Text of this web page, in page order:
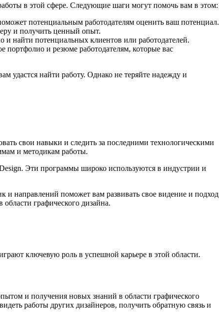
в этой сфере. Следующие шаги могут помочь вам в этом:
потенциальным работодателям оценить ваш потенциал.
и получить ценный опыт.
и найти потенциальных клиентов или работодателей.
портфолио и резюме работодателям, которые вас
удастся найти работу. Однако не теряйте надежду и
свои навыки и следить за последними технологическими
и методикам работы.
Эти программы широко используются в индустрии и
и направлений поможет вам развивать свое видение и подход
графического дизайна.
ключевую роль в успешной карьере в этой области.
и получения новых знаний в области графического
работы других дизайнеров, получить обратную связь и